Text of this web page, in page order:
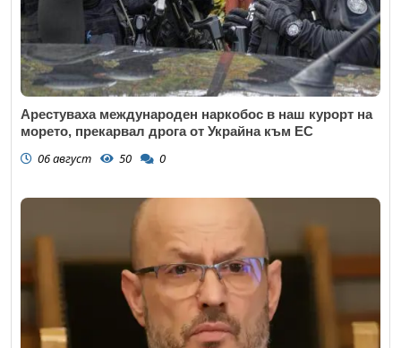
Арестуваха международен наркобос в наш курорт на
морето, прекарвал дрога от Украйна към ЕС
06 август 50 0